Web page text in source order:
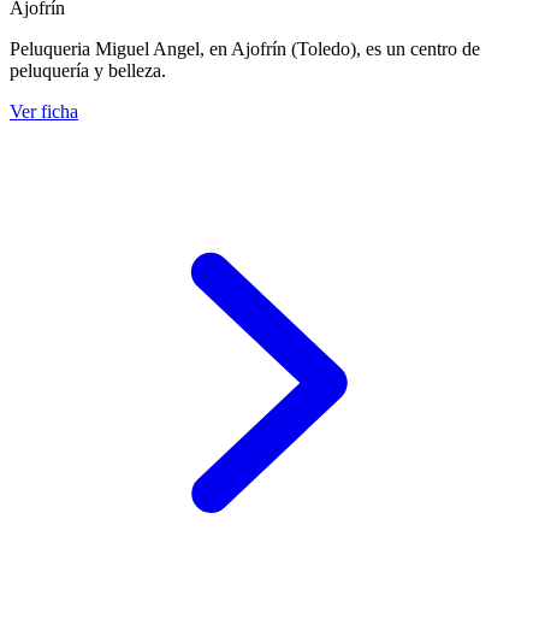
Ajofrín
Peluqueria Miguel Angel, en Ajofrín (Toledo), es un centro de
peluquería y belleza.
Ver ficha